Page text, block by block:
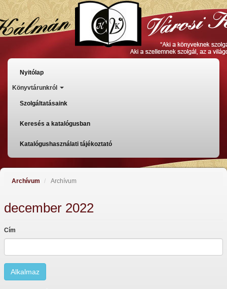
Ugrás
a
tartalomra
Főmenü
Nyitólap
Könyvtárunkról
Szolgáltatásaink
Keresés a katalógusban
Katalógushasználati tájékoztató
Archívum Archívum
december 2022
Cím